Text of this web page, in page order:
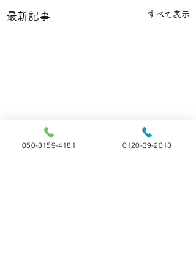
最新記事 すべて表示
050-3159-4181 0120-39-2013